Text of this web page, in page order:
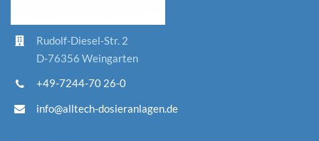
Rudolf-Diesel-Str. 2
D-76356 Weingarten
+49-7244-70 26-0
info@alltech-dosieranlagen.de